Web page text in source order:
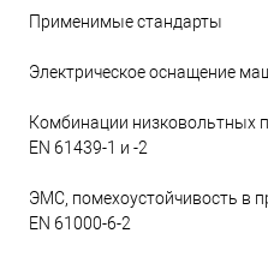
Применимые стандарты
Электрическое оснащение
Комбинации низковольтных
EN 61439-1 и -2
ЭМС, помехоустойчивость в
EN 61000-6-2